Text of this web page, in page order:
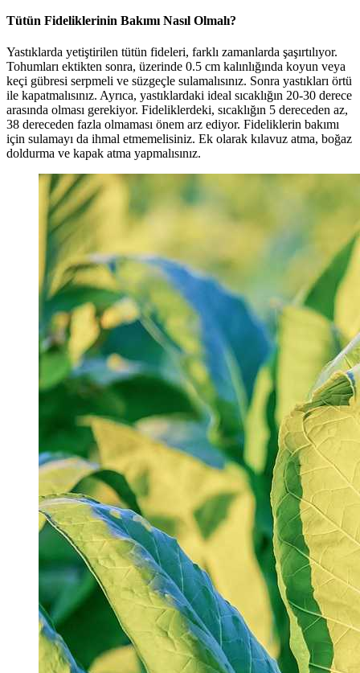
Tütün Fideliklerinin Bakımı Nasıl Olmalı?
Yastıklarda yetiştirilen tütün fideleri, farklı zamanlarda şaşırtılıyor.
Tohumları ektikten sonra, üzerinde 0.5 cm kalınlığında koyun veya
keçi gübresi serpmeli ve süzgeçle sulamalısınız. Sonra yastıkları örtü
ile kapatmalısınız. Ayrıca, yastıklardaki ideal sıcaklığın 20-30 derece
arasında olması gerekiyor. Fideliklerdeki, sıcaklığın 5 dereceden az,
38 dereceden fazla olmaması önem arz ediyor. Fideliklerin bakımı
için sulamayı da ihmal etmemelisiniz. Ek olarak kılavuz atma, boğaz
doldurma ve kapak atma yapmalısınız.